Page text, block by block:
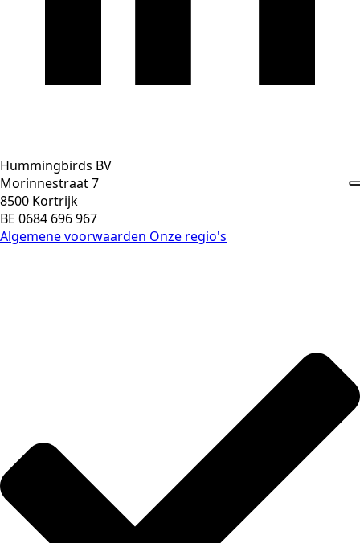
Hummingbirds BV
Morinnestraat 7
8500 Kortrijk
BE 0684 696 967
Algemene voorwaarden Onze regio's